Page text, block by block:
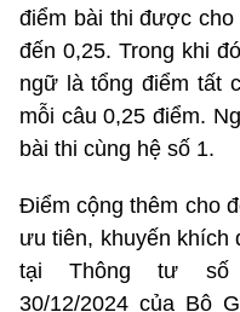
điểm bài thi được cho
đến 0,25. Trong khi
ngữ là tổng điểm tất
mỗi câu 0,25 điểm.
bài thi cùng hệ số 1.
Điểm cộng thêm cho
ưu tiên, khuyến khích
tại Thông tư số
30/12/2024 của Bộ